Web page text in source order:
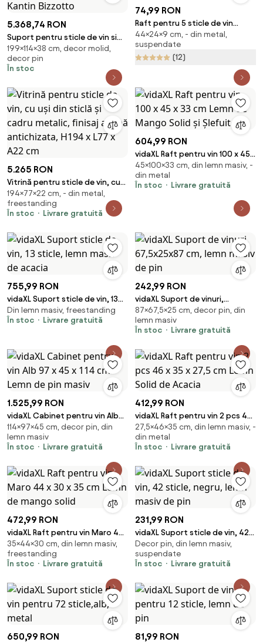
5.368,74 RON
Suport pentru sticle de vin si
pahare maro din lemn de Brad,
114 cm, Kantin Bizzotto
199×114×38 cm, decor molid,
decor pin
În stoc
74,99 RON
Raft pentru 5 sticle de vin
negru pentru perete din metal
Lava – Metaltex
44×24×9 cm, - din metal,
suspendate
(12)
5.265 RON
Vitrină pentru sticle de vin, cu
uși din sticlă și cadru metalic,
finisaj alamă antichizata, H194 x
L77 x A22 cm
194×77×22 cm, - din metal,
freestanding
În stoc
Livrare gratuită
604,99 RON
vidaXL Raft pentru vin 100 x 45 x
33 cm Lemn de Mango Solid și
Şlefuit
45×100×33 cm, din lemn masiv, -
din metal
În stoc
Livrare gratuită
755,99 RON
vidaXL Suport sticle de vin, 13
sticle, lemn masiv de acacia
Din lemn masiv, freestanding
În stoc
Livrare gratuită
242,99 RON
vidaXL Suport de vinuri,
67,5x25x87 cm, lemn masiv de
pin
87×67,5×25 cm, decor pin, din
lemn masiv
În stoc
Livrare gratuită
1.525,99 RON
vidaXL Cabinet pentru vin Alb
97 x 45 x 114 cm Lemn de pin
masiv
114×97×45 cm, decor pin, din
lemn masiv
În stoc
Livrare gratuită
412,99 RON
vidaXL Raft pentru vin 2 pcs 46
x 35 x 27,5 cm Lemn Solid de
Acacia
27,5×46×35 cm, din lemn masiv, -
din metal
În stoc
Livrare gratuită
472,99 RON
vidaXL Raft pentru vin Maro 44
x 30 x 35 cm Lemn de mango
solid
35×44×30 cm, din lemn masiv,
freestanding
În stoc
Livrare gratuită
231,99 RON
vidaXL Suport sticle de vin, 42
sticle, negru, lemn masiv de pin
Decor pin, din lemn masiv,
suspendate
În stoc
Livrare gratuită
650,99 RON 81,99 RON